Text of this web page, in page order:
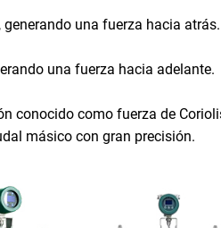
una fuerza hacia atrás.
una fuerza hacia adelante.
conocido como fuerza de
másico con gran precisión.